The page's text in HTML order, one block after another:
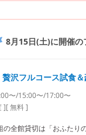
8月15日(土)に開催の
贅沢フルコース試食
〜/15:00〜/17:00〜
][ 無料 ]
の全館貸切は「おふたり